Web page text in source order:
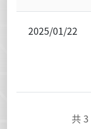
2025/01/22
共3